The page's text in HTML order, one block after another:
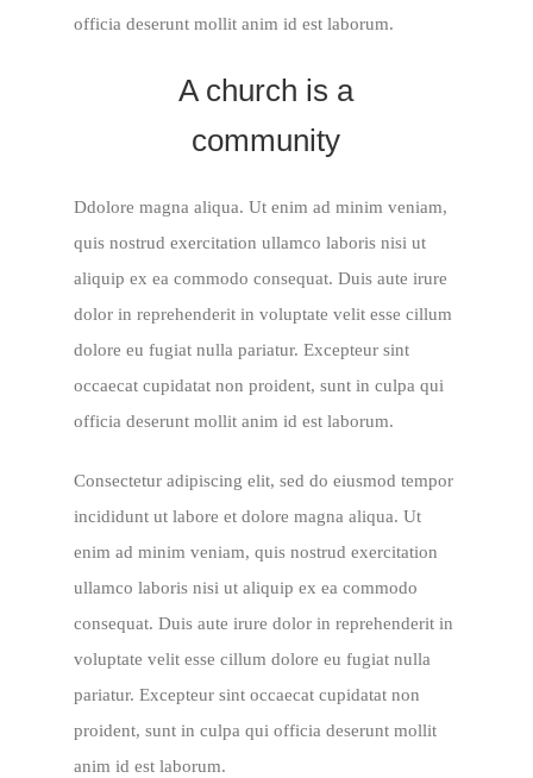
officia deserunt mollit anim id est laborum.
A church is a
community
Ddolore magna aliqua. Ut enim ad minim veniam,
quis nostrud exercitation ullamco laboris nisi ut
aliquip ex ea commodo consequat. Duis aute irure
dolor in reprehenderit in voluptate velit esse cillum
dolore eu fugiat nulla pariatur. Excepteur sint
occaecat cupidatat non proident, sunt in culpa qui
officia deserunt mollit anim id est laborum.
Consectetur adipiscing elit, sed do eiusmod tempor
incididunt ut labore et dolore magna aliqua. Ut
enim ad minim veniam, quis nostrud exercitation
ullamco laboris nisi ut aliquip ex ea commodo
consequat. Duis aute irure dolor in reprehenderit in
voluptate velit esse cillum dolore eu fugiat nulla
pariatur. Excepteur sint occaecat cupidatat non
proident, sunt in culpa qui officia deserunt mollit
anim id est laborum.